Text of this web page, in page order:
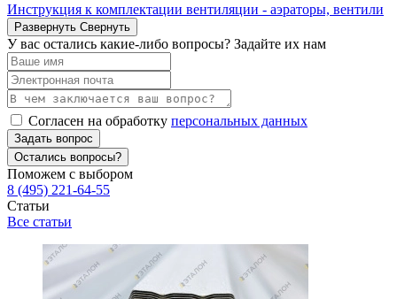
Инструкция к комплектации вентиляции - аэраторы, вентили
Развернуть Свернуть
У вас остались какие-либо вопросы? Задайте их нам
Согласен на обработку персональных данных
Задать вопрос
Остались вопросы?
Поможем с выбором
8 (495) 221-64-55
Статьи
Все статьи